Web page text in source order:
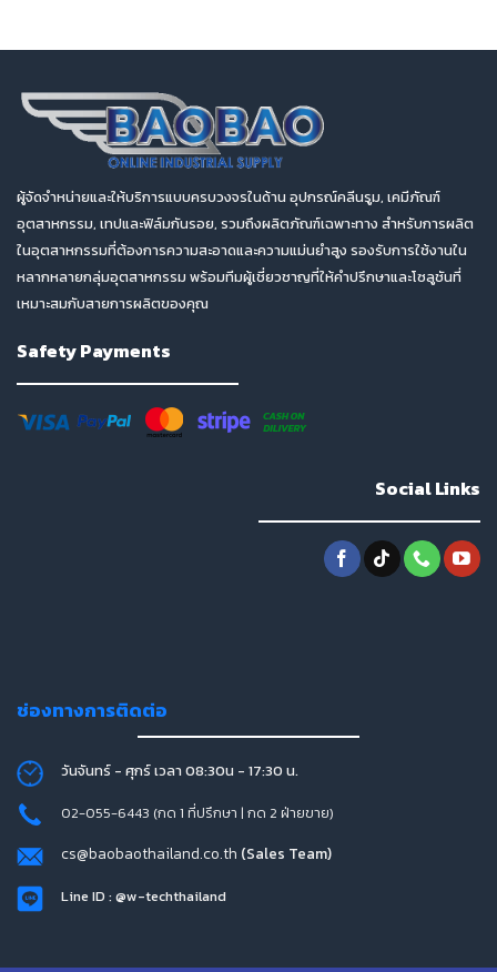
ผู้จัดจำหน่ายและให้บริการแบบครบวงจรในด้าน อุปกรณ์คลีนรูม, เคมีภัณฑ์
อุตสาหกรรม, เทปและฟิล์มกันรอย, รวมถึงผลิตภัณฑ์เฉพาะทาง สำหรับการผลิต
ในอุตสาหกรรมที่ต้องการความสะอาดและความแม่นยำสูง รองรับการใช้งานใน
หลากหลายกลุ่มอุตสาหกรรม พร้อมทีมผู้เชี่ยวชาญที่ให้คำปรึกษาและโซลูชันที่
เหมาะสมกับสายการผลิตของคุณ
Safety Payments
Social Links
ช่องทางการติดต่อ
วันจันทร์ - ศุกร์ เวลา 08:30น - 17:30 น.
02-055-6443 (กด 1 ที่ปรึกษา | กด 2 ฝ่ายขาย)
cs@baobaothailand.co.th (Sales Team)
Line ID : @w-techthailand